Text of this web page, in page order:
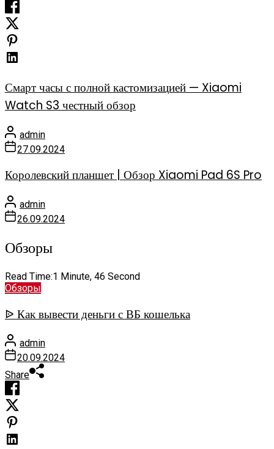
Смарт часы с полной кастомизацией — Xiaomi
Watch S3 честный обзор
admin
27.09.2024
Королевский планшет | Обзор Xiaomi Pad 6S Pro
admin
26.09.2024
Обзоры
Read Time:1 Minute, 46 Second
Обзоры
ᐉ Как вывести деньги с ВБ кошелька
admin
20.09.2024
Share